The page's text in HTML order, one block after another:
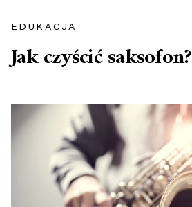
EDUKACJA
Jak czyścić saksofon?